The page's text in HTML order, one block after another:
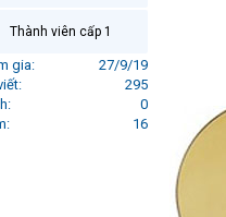
Thành viên cấp 1
gia
27/9/19
295
0
16